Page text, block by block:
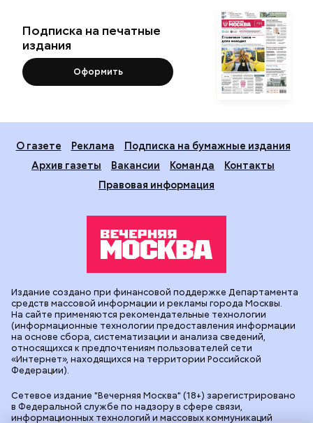
Подписка на печатные
издания
Оформить
О газете Реклама
Подписка на бумажные издания
Архив газеты
Вакансии Команда
Контакты
Правовая информация
Сетевое издание "Вечерняя Москва" (18+) зарегистрировано
в Федеральной службе по надзору в сфере связи,
информационных технологий и массовых коммуникаций
Издание создано при финансовой поддержке Департамента
средств массовой информации и рекламы города Москвы.
На сайте применяются рекомендательные технологии
(информационные технологии предоставления информации
на основе сбора, систематизации и анализа сведений,
относящихся к предпочтениям пользователей сети
«Интернет», находящихся на территории Российской
Федерации).